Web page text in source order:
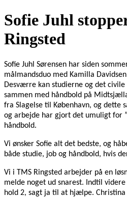
Sofie Juhl
Ringsted
Sofie Juhl Sørensen har siden
målmandsduo med Kamilla
Desværre kan studierne og det
sammen med håndbold på
fra Slagelse til København, og dette
og arbejde har gjort det umuligt for
håndbold.
Vi ønsker Sofie alt det bedste, og
både studie, job og håndbold, hvis
Vi i TMS Ringsted arbejder på en
melde noget ud snarest. Indtil
hold 2, sagt ja til at hjælpe.